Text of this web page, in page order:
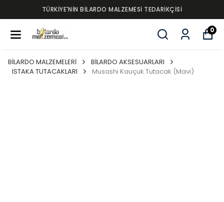
TÜRKİYE'NİN BİLARDO MALZEMESİ TEDARİKÇİSİ
0
BİLARDO MALZEMELERİ
BİLARDO AKSESUARLARI
ISTAKA TUTACAKLARI
Musashi Kauçuk Tutacak (Mavi)